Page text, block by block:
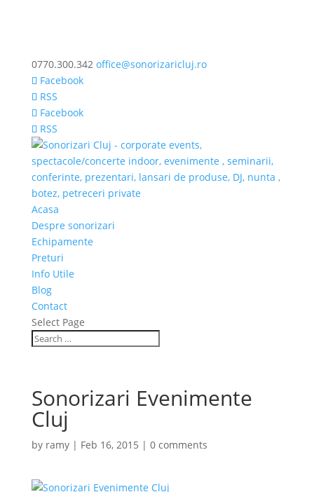
0770.300.342 office@sonorizaricluj.ro
Facebook
RSS
Facebook
RSS
Acasa
Despre sonorizari
Echipamente
Preturi
Info Utile
Blog
Contact
Select Page
Sonorizari Evenimente
Cluj
by ramy| Feb 16, 2015 | 0 comments